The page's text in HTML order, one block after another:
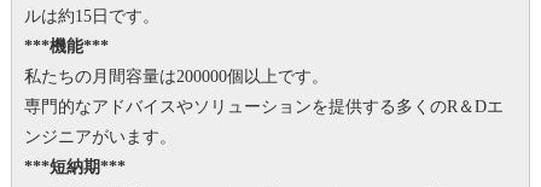
ルは約15日です。
***機能***
私たちの月間容量は200000個以上です。
専門的なアドバイスやソリューションを提供する多くのR＆Dエ
ンジニアがいます。
***短納期***